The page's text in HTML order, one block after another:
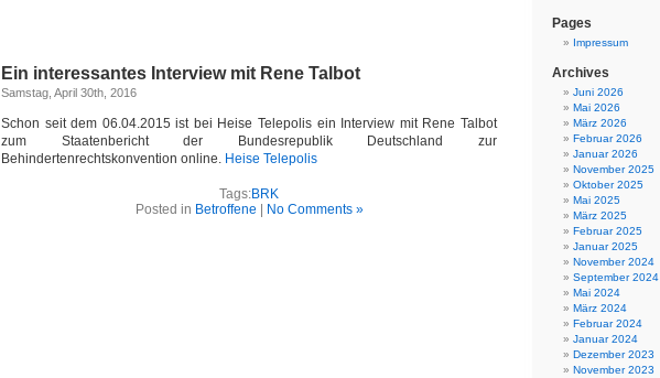
Ein interessantes Interview mit Rene Talbot
Samstag, April 30th, 2016
Schon seit dem 06.04.2015 ist bei Heise Telepolis ein Interview mit Rene Talbot
zum Staatenbericht der Bundesrepublik Deutschland zur
Behindertenrechtskonvention online. Heise Telepolis
Tags:BRK
Posted in Betroffene No Comments »
Pages
Impressum
Archives
Juni 2026
Mai 2026
März 2026
Februar 2026
Januar 2026
November 2025
Oktober 2025
Mai 2025
März 2025
Februar 2025
Januar 2025
November 2024
September 2024
Mai 2024
März 2024
Februar 2024
Januar 2024
Dezember 2023
November 2023